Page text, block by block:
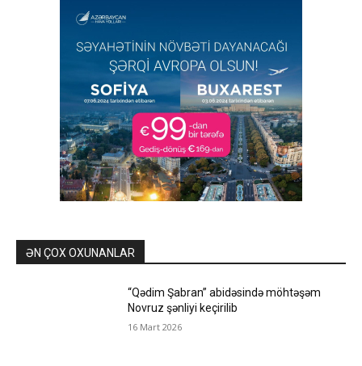
ƏN ÇOX OXUNANLAR
“Qədim Şabran” abidəsində möhtəşəm
Novruz şənliyi keçirilib
16 Mart 2026